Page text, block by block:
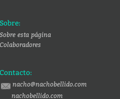
Sobre:
Sobre esta página
Colaboradores
Contacto:
nacho@nachobellido.com
nachobellido.com